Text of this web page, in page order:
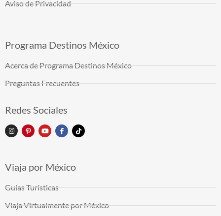
Aviso de Privacidad
Programa Destinos México
Acerca de Programa Destinos México
Preguntas Frecuentes
Redes Sociales
Viaja por México
Guías Turísticas
Viaja Virtualmente por México